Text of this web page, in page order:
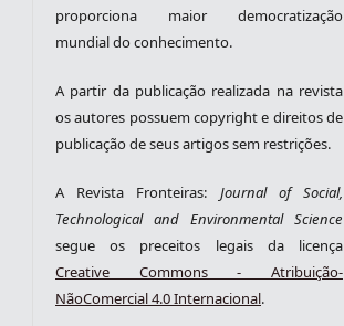
proporciona maior democratização
mundial do conhecimento.
A partir da publicação realizada na revista
os autores possuem copyright e direitos de
publicação de seus artigos sem restrições.
A Revista Fronteiras: Journal of Social,
Technological and Environmental Science
segue os preceitos legais da licença
Creative Commons - Atribuição-
NãoComercial 4.0 Internacional.